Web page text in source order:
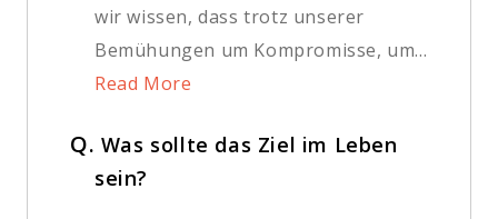
wir wissen, dass trotz unserer
Bemühungen um Kompromisse, um...
Read More
Q. Was sollte das Ziel im Leben
sein?